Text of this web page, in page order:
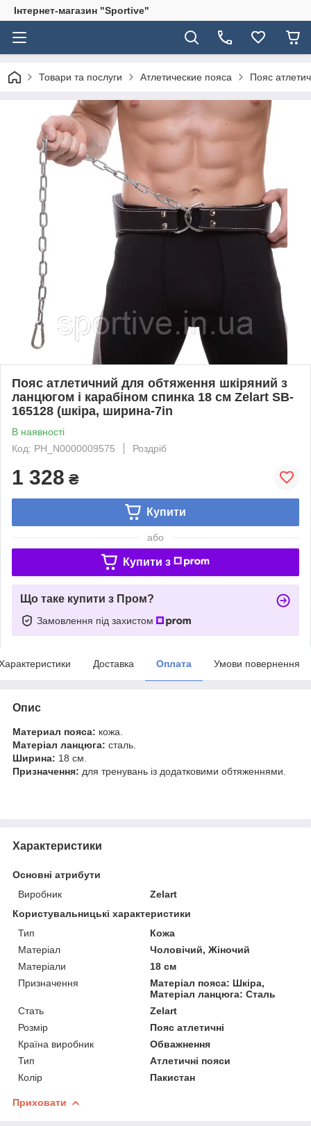
Інтернет-магазин "Sportive"
Товари та послуги Атлетические пояса Пояс
Пояс атлетичний для обтяження шкіряний з
ланцюгом і карабіном спинка 18 см Zelart SB-
165128 (шкіра, ширина-7in
В наявності
Код: PH_N0000009575
Роздріб
1 328 ₴
Купити
або
Купити з
Що таке купити з Пром?
Замовлення під захистом
Доставка Оплата Умови повернення
Опис
Материал пояса: кожа.
Матеріал ланцюга: сталь.
Ширина: 18 см.
Призначення: для тренувань із додатковими обтяженнями.
Характеристики
Основні атрибути
Виробник
Zelart
Користувальницькі характеристики
Тип
Кожа
Матеріал
Чоловічий, Жіночий
Матеріали
18 см
Призначення
Матеріал пояса: Шкіра,
Матеріал ланцюга: Сталь
Стать
Zelart
Розмір
Пояс атлетичні
Країна виробник
Обважнення
Тип
Атлетичні пояси
Колір
Пакистан
Приховати